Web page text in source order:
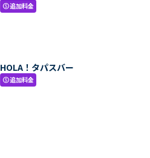
paid追加料金
HOLA！タパスバー
paid追加料金